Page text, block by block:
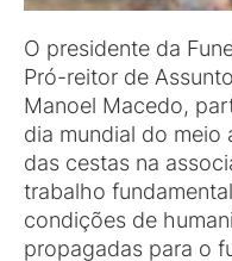
O presidente da
Pró-reitor de
Manoel Macedo,
dia mundial do meio
das cestas na
trabalho
condições de
propagadas para o